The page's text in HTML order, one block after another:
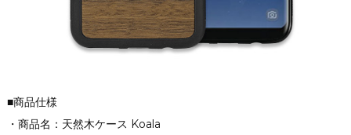
■商品仕様
・商品名：天然木ケース Koala